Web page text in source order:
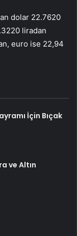
dolar 22.7620
liradan
euro ise 22,94
İçin Bıçak
ve Altın